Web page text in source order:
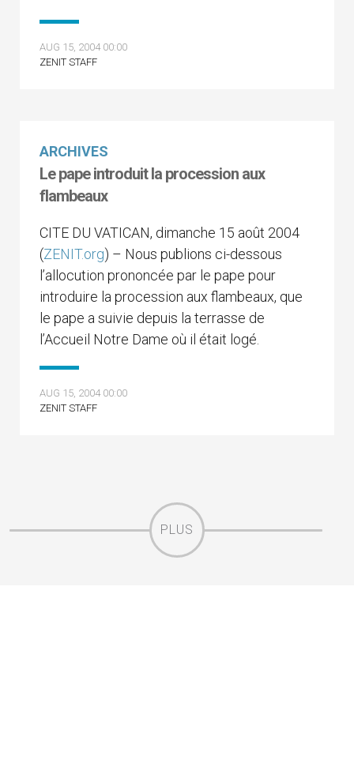
AUG 15, 2004 00:00
ZENIT STAFF
ARCHIVES
Le pape introduit la procession aux
flambeaux
CITE DU VATICAN, dimanche 15 août 2004
(ZENIT.org) – Nous publions ci-dessous
l’allocution prononcée par le pape pour
introduire la procession aux flambeaux, que
le pape a suivie depuis la terrasse de
l’Accueil Notre Dame où il était logé.
AUG 15, 2004 00:00
ZENIT STAFF
PLUS